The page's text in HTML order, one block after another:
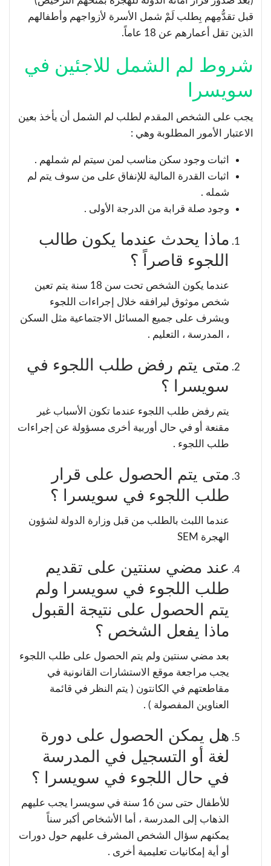
قبل تقدُّمِهم بِطلب لَمْ شمل الأسرة لأزواجهم وأطفالهم
الذين تقل أعمارهم عن 18 عاماً.
شروط لم الشمل للاجئين في
سويسرا
يجب على الشخص المقدم لطلب لم الشمل أن يأخذ بعين
الاعتبار الأمور المطلوبة وهي :
اثبات وجود سكن مناسب لمن سيتم لم شملهم .
اثبات القدرة المالية للإنفاق على من سوف يتم لم
شمله .
وجود صلة قرابة من الدرجة الأولى .
ماذا يحدث عندما يكون طالب
اللجوء قاصراً ؟
عندما يكون الشخص تحت سن 18 سنة يتم تعين
شخص موثوق ليرافقه خلال إجراءات اللجوء
ويشرف على جميع المسائل الاجتماعية مثل السكن
، المدرسة ، التعليم .
متى يتم رفض طلب اللجوء في
سويسرا ؟
يتم رفض طلب اللجوء عندما تكون الأسباب غير
مقنعة أو في حال أوربية أخرى مسؤولة عن إجراءات
طلب اللجوء .
متى يتم الحصول على قرار
طلب اللجوء في سويسرا ؟
عندما اللبث بالطلب من قبل وزارة الدولة لشؤون
الهجرة SEM
عند مضي سنتين على تقديم
طلب اللجوء في سويسرا ولم
يتم الحصول على نتيجة القبول
ماذا يفعل الشخص ؟
بعد مضي سنتين ولم يتم الحصول على طلب اللجوء
يجب مراجعة موقع الاستشارات القانونية في
مقاطعتهم في الكانتون ( يتم النظر في قائمة
العناوين المفصولة ) .
هل يمكن الحصول على دورة
لغة أو التسجيل في المدرسة
في حال اللجوء في سويسرا ؟
للأطفال حتى سن 16 سنة في سويسرا يجب عليهم
الذهاب إلى المدرسة ، أما الأشخاص أكبر سناً
يمكنهم سؤال الشخص المشرف عليهم حول دورات
أو أية إمكانيات تعليمية أخرى .